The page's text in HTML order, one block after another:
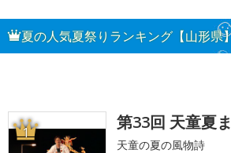
夏の人気夏祭りランキング【山形県
1 第33回 天童夏
天童の夏の風物詩